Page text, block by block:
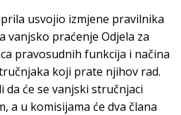
usvojio izmjene pravilnika
vanjsko praćenje Odjela za
pravosudnih funkcija i načina
koji prate njihov rad.
da će se vanjski stručnjaci
a u komisijama će dva člana